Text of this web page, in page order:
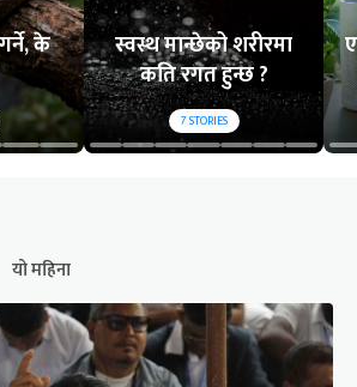
के
स्वस्थ मान्छेको शरीरमा
कति रगत हुन्छ ?
7STORIES
यो महिना